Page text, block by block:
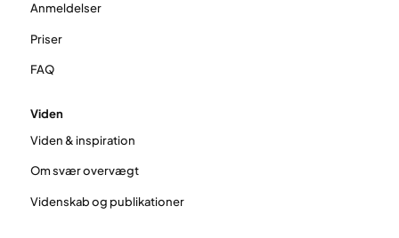
Anmeldelser
Priser
FAQ
Viden
Viden & inspiration
Om svær overvægt
Videnskab og publikationer